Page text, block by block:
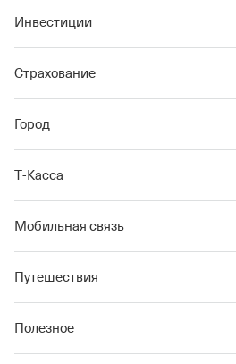
Инвестиции
Страхование
Город
Т‑Касса
Мобильная связь
Путешествия
Полезное